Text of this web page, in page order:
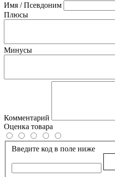
Имя / Псевдоним
Плюсы
Минусы
Комментарий
Оценка товара
Введите код в поле ниже